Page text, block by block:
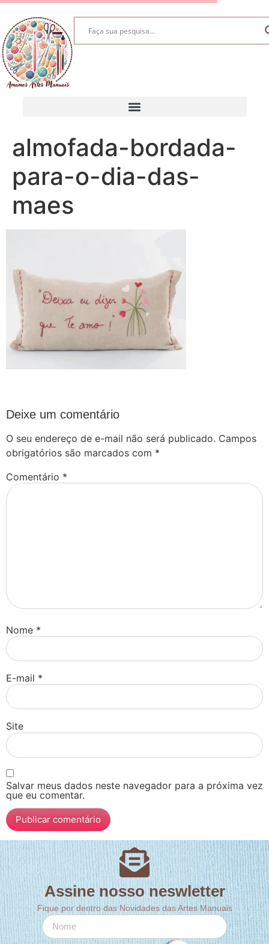
almofada-bordada-
para-o-dia-das-
maes
Deixe um comentário
O seu endereço de e-mail não será publicado. Campos
obrigatórios são marcados com *
Comentário *
Nome *
E-mail *
Site
Salvar meus dados neste navegador para a próxima vez
que eu comentar.
Assine nosso neswletter
Fique por dentro das Novidades das Artes Manuais